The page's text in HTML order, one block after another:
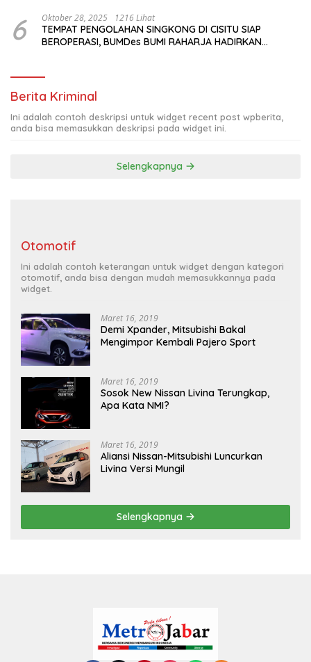
6 Oktober 28, 2025 1216 Lihat
TEMPAT PENGOLAHAN SINGKONG DI CISITU SIAP
BEROPERASI, BUMDes BUMI RAHARJA HADIRKAN
Berita Kriminal
Ini adalah contoh deskripsi untuk widget recent post wpberita,
anda bisa memasukkan deskripsi pada widget ini.
Selengkapnya
Otomotif
Ini adalah contoh keterangan untuk widget dengan kategori
otomotif, anda bisa dengan mudah memasukkannya pada
widget.
Maret 16, 2019
Demi Xpander, Mitsubishi Bakal
Mengimpor Kembali Pajero Sport
Maret 16, 2019
Sosok New Nissan Livina Terungkap,
Apa Kata NMI?
Maret 16, 2019
Aliansi Nissan-Mitsubishi Luncurkan
Livina Versi Mungil
Selengkapnya